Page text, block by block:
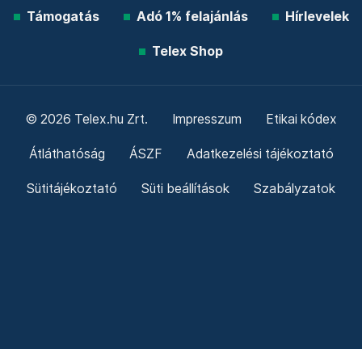
Támogatás Adó 1% felajánlás Hírlevelek
Telex Shop
© 2026 Telex.hu Zrt. Impresszum Etikai kódex
Átláthatóság ÁSZF Adatkezelési tájékoztató
Sütitájékoztató Süti beállítások Szabályzatok